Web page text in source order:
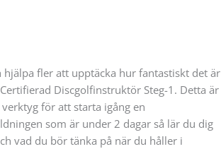
fler att upptäcka hur fantastiskt det är
Discgolfinstruktör Steg-1. Detta är
för att starta igång en
som är under 2 dagar så lär du dig
vad du bör tänka på när du håller i